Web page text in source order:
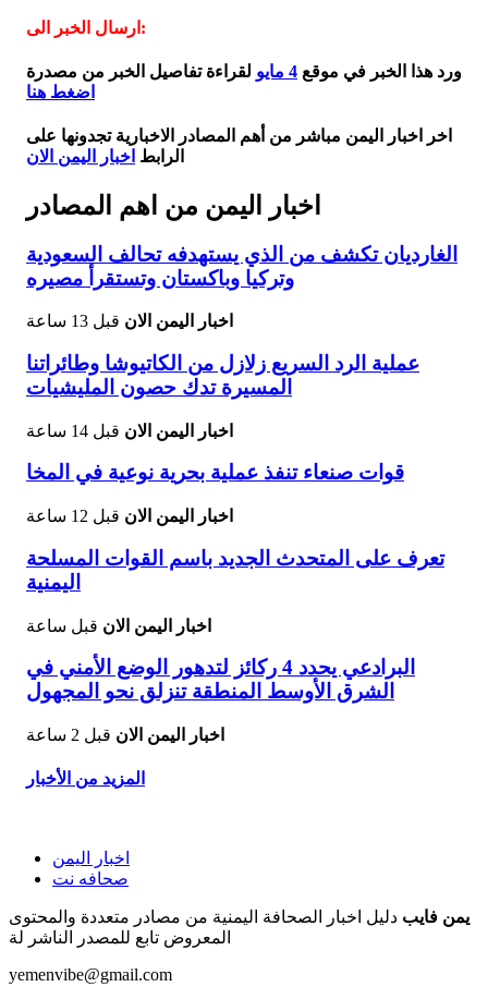
ارسال الخبر الى:
ورد هذا الخبر في موقع 4 مايو
لقراءة تفاصيل الخبر من مصدرة
اضغط هنا
اخر اخبار اليمن مباشر من أهم المصادر الاخبارية تجدونها على
الرابط اخبار اليمن الان
اخبار اليمن من اهم المصادر
الغارديان تكشف من الذي يستهدفه تحالف السعودية
وتركيا وباكستان وتستقرأ مصيره
اخبار اليمن الان قبل 13 ساعة
عملية الرد السريع زلازل من الكاتيوشا وطائراتنا
المسيرة تدك حصون المليشيات
اخبار اليمن الان قبل 14 ساعة
قوات صنعاء تنفذ عملية بحرية نوعية في المخا
اخبار اليمن الان قبل 12 ساعة
تعرف على المتحدث الجديد باسم القوات المسلحة
اليمنية
اخبار اليمن الان قبل ساعة
البرادعي يحدد 4 ركائز لتدهور الوضع الأمني في
الشرق الأوسط المنطقة تنزلق نحو المجهول
اخبار اليمن الان قبل 2 ساعة
المزيد من الأخبار
اخبار اليمن
صحافه نت
يمن فايب دليل اخبار الصحافة اليمنية من مصادر متعددة والمحتوى
المعروض تابع للمصدر الناشر لة
yemenvibe@gmail.com